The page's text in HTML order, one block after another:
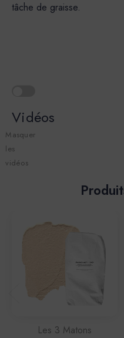
tâche de graisse.
Vidéos
Masquer
les
vidéos
Les 3 Matons